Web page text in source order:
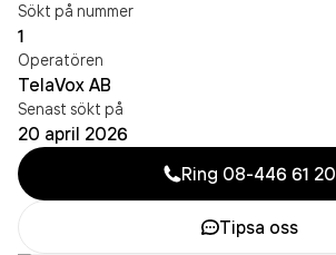
Sökt på nummer
1
Operatören
TelaVox AB
Senast sökt på
20 april 2026
Ring 08-446 61 20
Tipsa oss